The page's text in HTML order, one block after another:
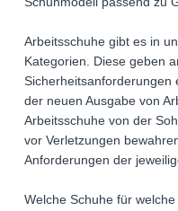
Arbeitsschuhe gibt es in
Kategorien. Diese geben
Sicherheitsanforderungen
der neuen Ausgabe von
Arbeitsschuhe von der
vor Verletzungen
Anforderungen der
Welche Schuhe für